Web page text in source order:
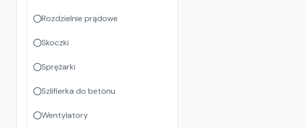
Rozdzielnie prądowe
Skoczki
Sprężarki
Szlifierka do betonu
Wentylatory